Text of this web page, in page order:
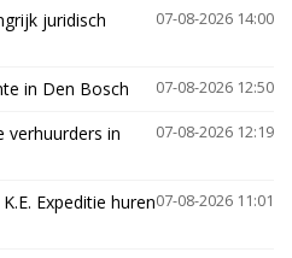
07-08-2026 14:00
juridisch
07-08-2026 12:50
in Den Bosch
07-08-2026 12:19
verhuurders in
07-08-2026 11:01
Expeditie huren